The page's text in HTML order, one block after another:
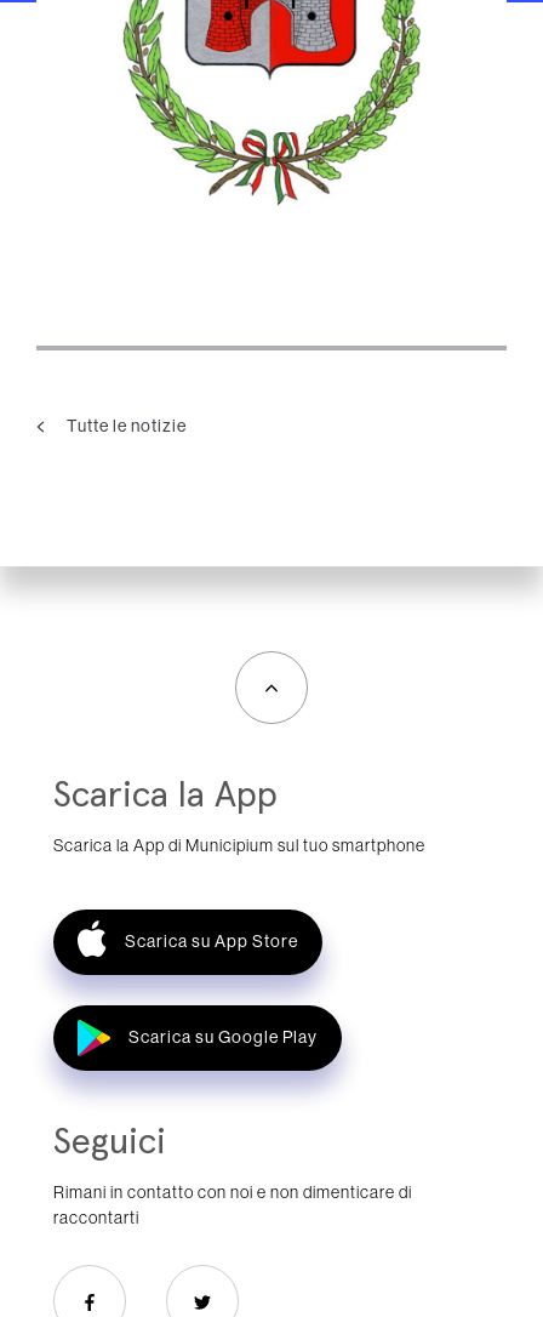
Tutte le notizie
Scarica la App
Scarica la App di Municipium sul tuo smartphone
Scarica su App Store
Scarica su Google Play
Seguici
Rimani in contatto con noi e non dimenticare di
raccontarti